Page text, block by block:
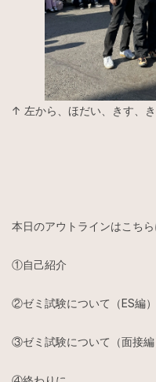
↑ 左から、ほだい、きす、
本日のアウトラインはこちら
①自己紹介
②ゼミ試験について（ES編）
③ゼミ試験について（面接編